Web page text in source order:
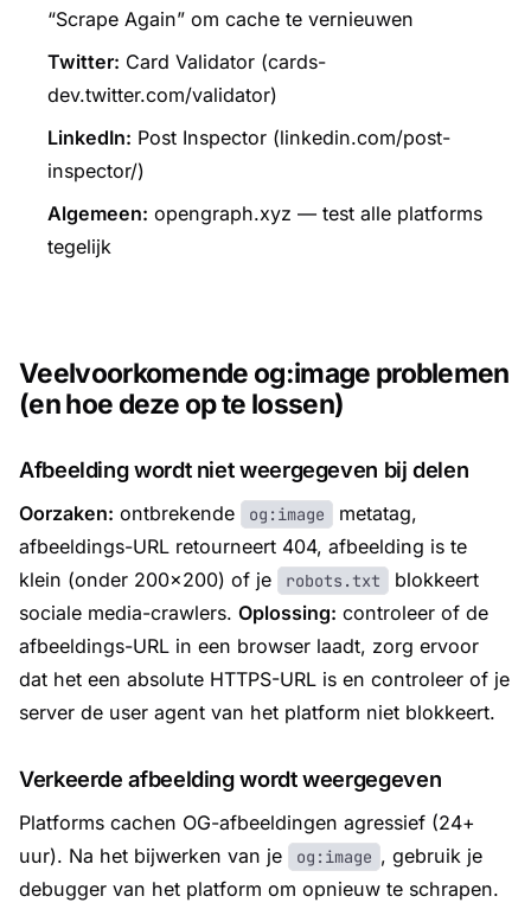
“Scrape Again” om cache te vernieuwen
Twitter: Card Validator (cards-
dev.twitter.com/validator)
LinkedIn: Post Inspector (linkedin.com/post-
inspector/)
Algemeen: opengraph.xyz — test alle platforms
tegelijk
Veelvoorkomende og:image problemen
(en hoe deze op te lossen)
Afbeelding wordt niet weergegeven bij delen
Oorzaken: ontbrekende og:image
metatag,
afbeeldings-URL retourneert 404, afbeelding is te
klein (onder 200×200) of je
robots.txt
blokkeert
sociale media-crawlers. Oplossing: controleer of de
afbeeldings-URL in een browser laadt, zorg ervoor
dat het een absolute HTTPS-URL is en controleer of je
server de user agent van het platform niet blokkeert.
Verkeerde afbeelding wordt weergegeven
Platforms cachen OG-afbeeldingen agressief (24+
uur). Na het bijwerken van je
og:image , gebruik je
debugger van het platform om opnieuw te schrapen.